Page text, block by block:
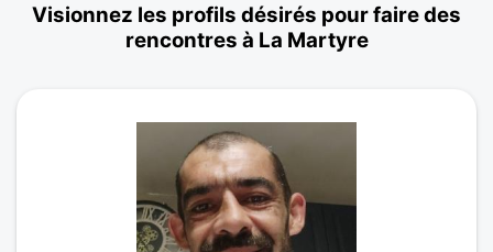
Visionnez les profils désirés pour faire des
rencontres à La Martyre